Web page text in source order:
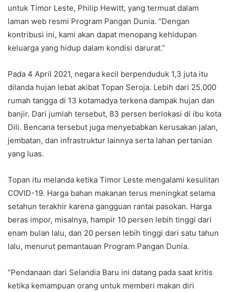
untuk Timor Leste, Philip Hewitt, yang termuat dalam
laman web resmi Program Pangan Dunia. “Dengan
kontribusi ini, kami akan dapat menopang kehidupan
keluarga yang hidup dalam kondisi darurat.”
Pada 4 April 2021, negara kecil berpenduduk 1,3 juta itu
dilanda hujan lebat akibat Topan Seroja. Lebih dari 25.000
rumah tangga di 13 kotamadya terkena dampak hujan dan
banjir. Dari jumlah tersebut, 83 persen berlokasi di ibu kota
Dili. Bencana tersebut juga menyebabkan kerusakan jalan,
jembatan, dan infrastruktur lainnya serta lahan pertanian
yang luas.
Topan itu melanda ketika Timor Leste mengalami kesulitan
COVID-19. Harga bahan makanan terus meningkat selama
setahun terakhir karena gangguan rantai pasokan. Harga
beras impor, misalnya, hampir 10 persen lebih tinggi dari
enam bulan lalu, dan 20 persen lebih tinggi dari satu tahun
lalu, menurut pemantauan Program Pangan Dunia.
“Pendanaan dari Selandia Baru ini datang pada saat kritis
ketika kemampuan orang untuk memberi makan diri